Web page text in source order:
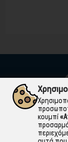
κουμπί